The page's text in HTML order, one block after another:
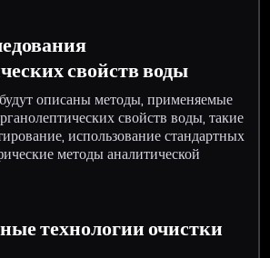
свойств воды
описаны методы, применяемые
свойств воды, такие
использование стандартных
методы аналитической
технологии очистки